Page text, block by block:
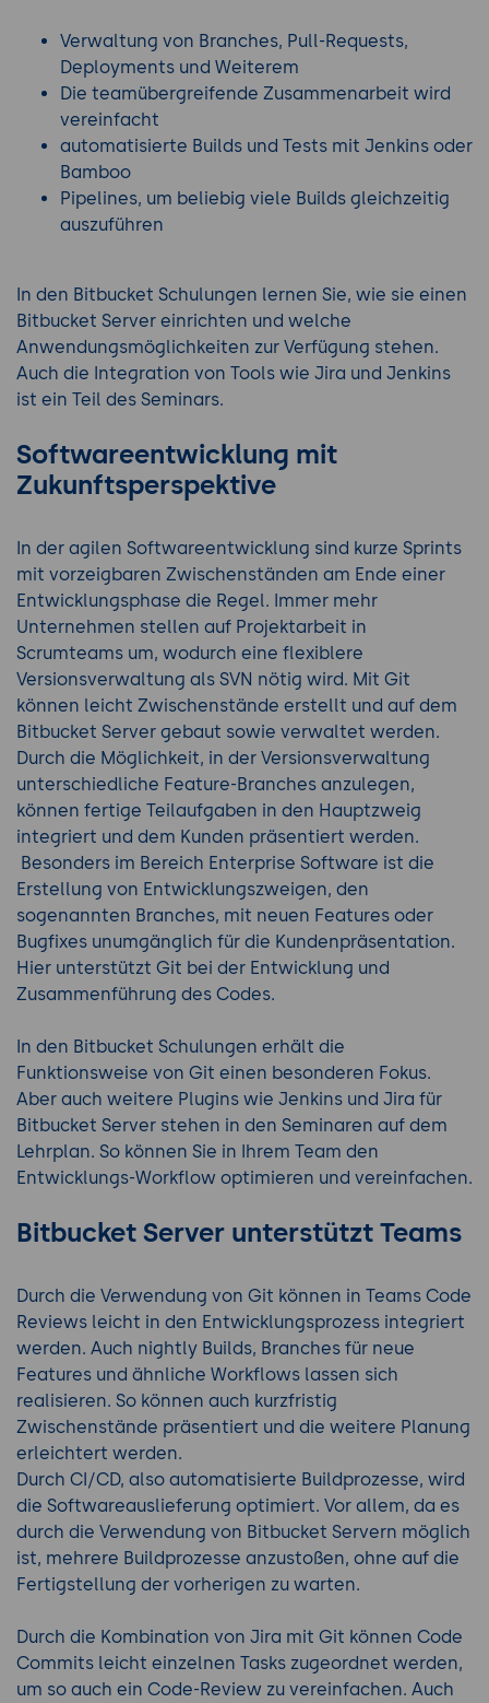
Verwaltung von Branches, Pull-Requests,
Deployments und Weiterem
Die teamübergreifende Zusammenarbeit wird
vereinfacht
automatisierte Builds und Tests mit Jenkins oder
Bamboo
Pipelines, um beliebig viele Builds gleichzeitig
auszuführen
In den Bitbucket Schulungen lernen Sie, wie sie einen
Bitbucket Server einrichten und welche
Anwendungsmöglichkeiten zur Verfügung stehen.
Auch die Integration von Tools wie Jira und Jenkins
ist ein Teil des Seminars.
Softwareentwicklung mit
Zukunftsperspektive
In der agilen Softwareentwicklung sind kurze Sprints
mit vorzeigbaren Zwischenständen am Ende einer
Entwicklungsphase die Regel. Immer mehr
Unternehmen stellen auf Projektarbeit in
Scrumteams um, wodurch eine flexiblere
Versionsverwaltung als SVN nötig wird. Mit Git
können leicht Zwischenstände erstellt und auf dem
Bitbucket Server gebaut sowie verwaltet werden.
Durch die Möglichkeit, in der Versionsverwaltung
unterschiedliche Feature-Branches anzulegen,
können fertige Teilaufgaben in den Hauptzweig
integriert und dem Kunden präsentiert werden.
Besonders im Bereich Enterprise Software ist die
Erstellung von Entwicklungszweigen, den
sogenannten Branches, mit neuen Features oder
Bugfixes unumgänglich für die Kundenpräsentation.
Hier unterstützt Git bei der Entwicklung und
Zusammenführung des Codes.
In den Bitbucket Schulungen erhält die
Funktionsweise von Git einen besonderen Fokus.
Aber auch weitere Plugins wie Jenkins und Jira für
Bitbucket Server stehen in den Seminaren auf dem
Lehrplan. So können Sie in Ihrem Team den
Entwicklungs-Workflow optimieren und vereinfachen.
Bitbucket Server unterstützt Teams
Durch die Verwendung von Git können in Teams Code
Reviews leicht in den Entwicklungsprozess integriert
werden. Auch nightly Builds, Branches für neue
Features und ähnliche Workflows lassen sich
realisieren. So können auch kurzfristig
Zwischenstände präsentiert und die weitere Planung
erleichtert werden.
Durch CI/CD, also automatisierte Buildprozesse, wird
die Softwareauslieferung optimiert. Vor allem, da es
durch die Verwendung von Bitbucket Servern möglich
ist, mehrere Buildprozesse anzustoßen, ohne auf die
Fertigstellung der vorherigen zu warten.
Durch die Kombination von Jira mit Git können Code
Commits leicht einzelnen Tasks zugeordnet werden,
um so auch ein Code-Review zu vereinfachen. Auch